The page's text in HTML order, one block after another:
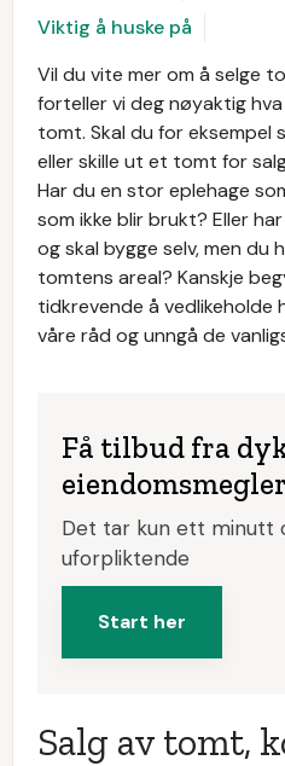
Viktig å huske på
Vil du vite mer om å selge
forteller vi deg nøyaktig
tomt. Skal du for eksempel
eller skille ut et tomt for
Har du en stor eplehage
som ikke blir brukt? Eller
og skal bygge selv, men du
tomtens areal? Kanskje
tidkrevende å vedlikeholde
våre råd og unngå de
Få tilbud fra
Det tar kun ett minutt
uforpliktende
Start her
Salg av tomt,